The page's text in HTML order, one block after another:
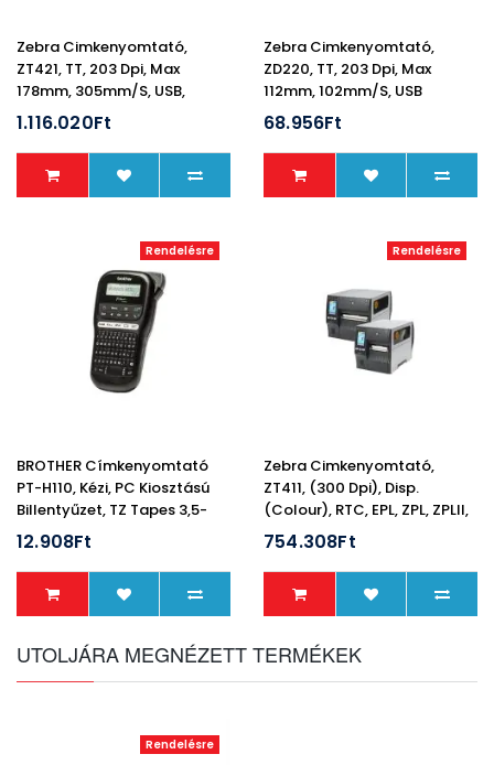
Zebra Cimkenyomtató,
ZT421, TT, 203 Dpi, Max
178mm, 305mm/s, USB,
RS232, BT, Lan, Touch
1.116.020Ft
Zebra Cimkenyomtató,
ZD220, TT, 203 Dpi, Max
112mm, 102mm/s, USB
68.956Ft
Rendelésre
BROTHER Címkenyomtató
PT-H110, Kézi, PC Kiosztású
Billentyűzet, TZ Tapes 3,5-
12mm, Cserélhető Pengével
12.908Ft
Rendelésre
Zebra Cimkenyomtató,
ZT411, (300 Dpi), Disp.
(colour), RTC, EPL, ZPL, ZPLII,
USB, RS232, BT, Ethernet
754.308Ft
UTOLJÁRA MEGNÉZETT TERMÉKEK
Rendelésre